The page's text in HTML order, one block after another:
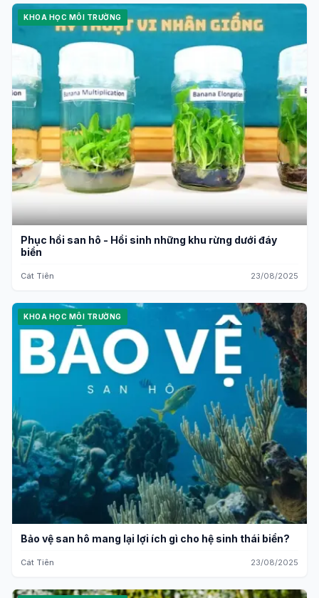
KHOA HỌC MÔI TRƯỜNG
Phục hồi san hô - Hồi sinh những khu rừng dưới đáy
biển
Cát Tiên 23/08/2025
KHOA HỌC MÔI TRƯỜNG
Bảo vệ san hô mang lại lợi ích gì cho hệ sinh thái biển?
Cát Tiên 23/08/2025